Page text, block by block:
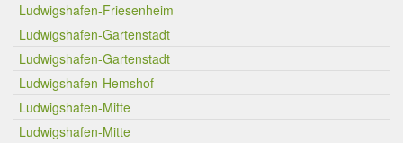
Ludwigshafen-Friesenheim
Ludwigshafen-Gartenstadt
Ludwigshafen-Gartenstadt
Ludwigshafen-Hemshof
Ludwigshafen-Mitte
Ludwigshafen-Mitte